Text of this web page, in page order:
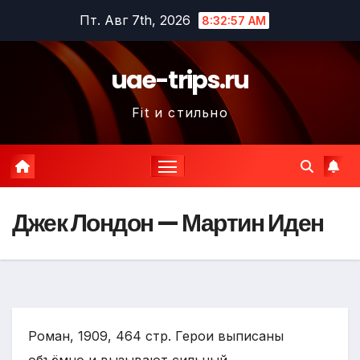
содержимому
Пт. Авг 7th, 2026 8:32:58 AM
uae-trips.ru
Fit и стильно
Джек Лондон — Мартин Иден
Роман, 1909, 464 стр. Герои выписаны